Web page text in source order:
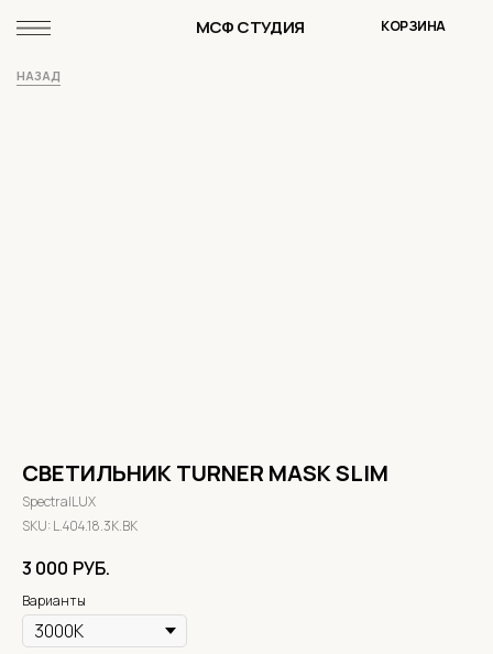
МСФ СТУДИЯ КОРЗИНА
НАЗАД
СВЕТИЛЬНИК TURNER MASK SLIM
SpectralLUX
SKU: L.404.18.3K.BK
3 000 РУБ.
Варианты